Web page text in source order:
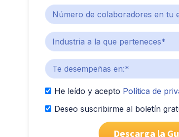
He leído y acepto Política de
Deseo suscribirme al boletín